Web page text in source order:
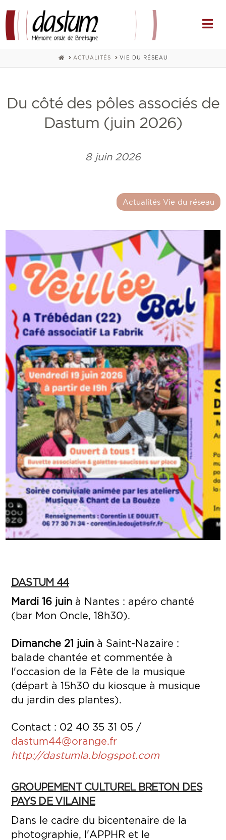
HOMEACTUALITÉS VIE DU RÉSEAU
Du côté des pôles associés de
Dastum (juin 2026)
8 juin 2026
Actualités Vie du réseau
DASTUM 44
Mardi 16 juinà Nantes : apéro chanté
(bar Mon Oncle, 18h30).
Dimanche 21 juinà Saint-Nazaire :
balade chantée et commentée à
l'occasion de la Fête de la musique
(départ à 15h30 du kiosque à musique
du jardin des plantes).
Contact : 02 40 35 31 05 /
dastum44@orange.fr
http://dastumla.blogspot.com
GROUPEMENT CULTUREL BRETON DES
PAYS DE VILAINE
Dans le cadre du bicentenaire de la
photographie, l'APPHR et le